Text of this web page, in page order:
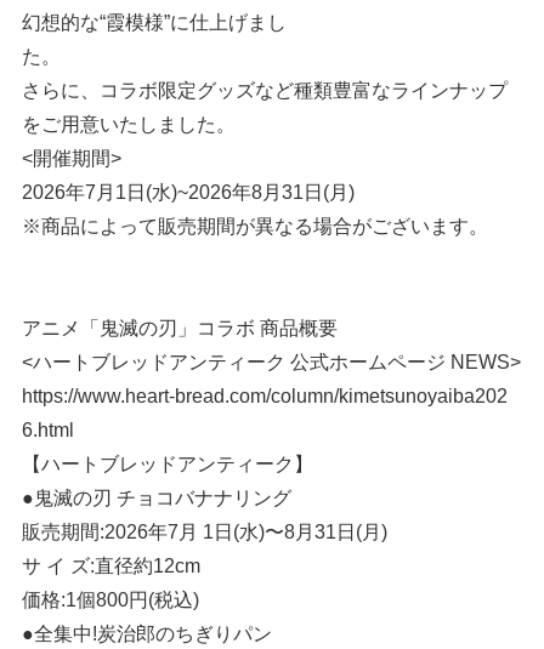
幻想的な“霞模様”に仕上げまし
た。
さらに、コラボ限定グッズなど種類豊富なラインナップ
をご用意いたしました。
<開催期間>
2026年7月1日(水)~2026年8月31日(月)
※商品によって販売期間が異なる場合がございます。
アニメ「鬼滅の刃」コラボ 商品概要
<ハートブレッドアンティーク 公式ホームページ NEWS>
https://www.heart-bread.com/column/kimetsunoyaiba202
6.html
【ハートブレッドアンティーク】
●鬼滅の刃 チョコバナナリング
販売期間:2026年7月 1日(水)〜8月31日(月)
サ イ ズ:直径約12cm
価格:1個800円(税込)
●全集中!炭治郎のちぎりパン